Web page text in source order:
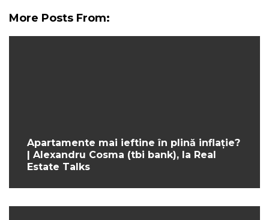
More Posts From:
Apartamente mai ieftine în plină inflație?
| Alexandru Cosma (tbi bank), la Real
Estate Talks